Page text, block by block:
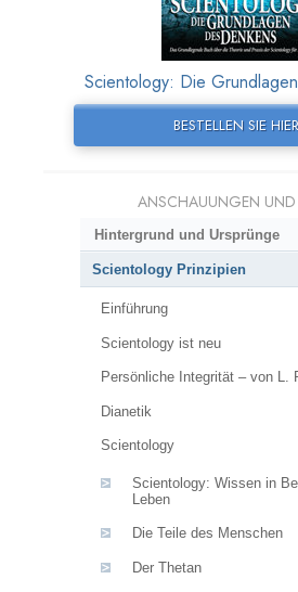
Scientology: Die
BESTELLEN SIE
ANSCHAUUNGEN UND
Hintergrund und Ursprünge
Scientology Prinzipien
Einführung
Scientology ist neu
Persönliche Integrität – von L.
Dianetik
Scientology
Scientology: Wissen in
Leben
Die Teile des Menschen
Der Thetan